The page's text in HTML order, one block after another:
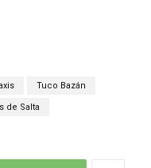
Tuco Bazán
de Salta